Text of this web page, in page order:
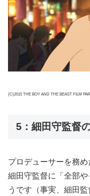
(C)2015 THE BOY AND THE BEAST FILM
5：細田守監督
プロデューサーを務
細田守監督に「全部
うです（事実、細田